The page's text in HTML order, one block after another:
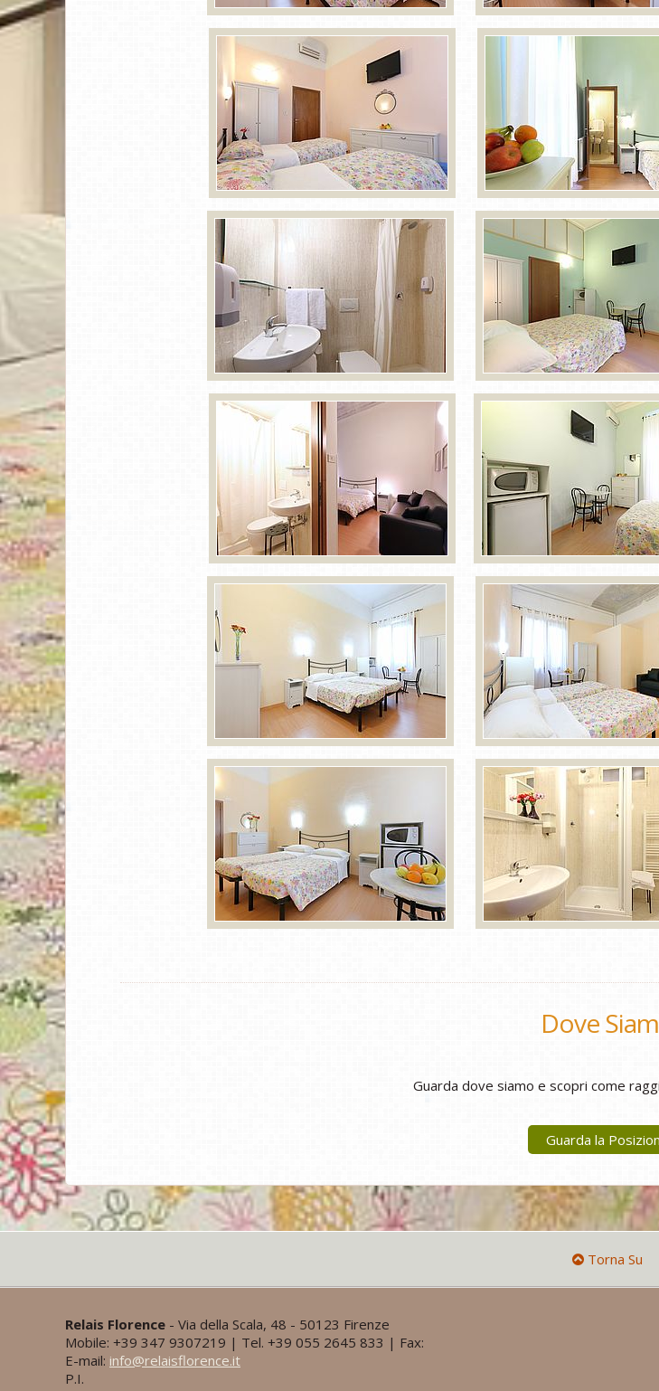
Dove
Guarda dove siamo e scopri come
Guarda la
Torna Su
Relais Florence - Via della Scala, 48 - 50123 Firenze
Mobile: +39 347 9307219 | Tel. +39 055 2645 833 | Fax:
E-mail: info@relaisflorence.it
P.I.